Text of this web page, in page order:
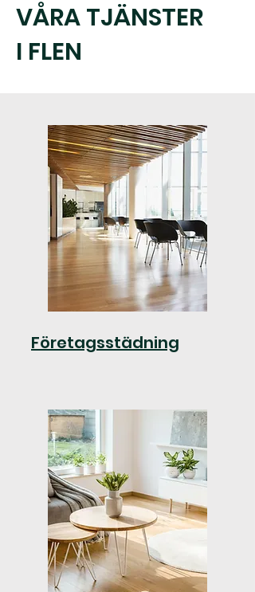
VÅRA TJÄNSTER
I FLEN
Företagsstädning